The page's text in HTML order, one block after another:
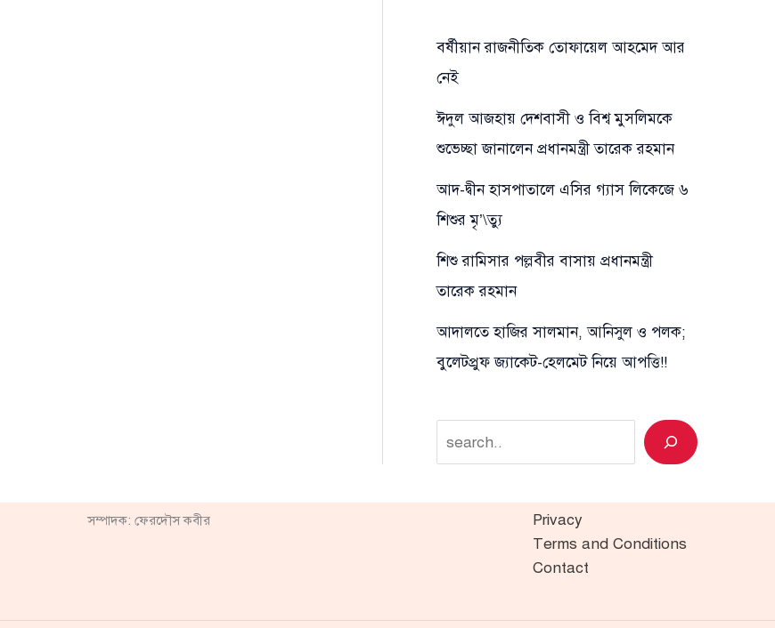
বর্ষীয়ান রাজনীতিক তোফায়েল আহমেদ আর
নেই
ঈদুল আজহায় দেশবাসী ও বিশ্ব মুসলিমকে
শুভেচ্ছা জানালেন প্রধানমন্ত্রী তারেক রহমান
আদ-দ্বীন হাসপাতালে এসির গ্যাস লিকেজে ৬
শিশুর মৃ’\ত্যু
শিশু রামিসার পল্লবীর বাসায় প্রধানমন্ত্রী
তারেক রহমান
আদালতে হাজির সালমান, আনিসুল ও পলক;
বুলেটপ্রুফ জ্যাকেট-হেলমেট নিয়ে আপত্তি!!
সম্পাদক: ফেরদৌস কবীর
Privacy
Terms and Conditions
Contact